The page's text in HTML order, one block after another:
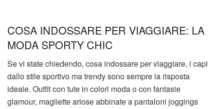
COSA INDOSSARE PER VIAGGIARE: LA
MODA SPORTY CHIC
Se vi state chiedendo, cosa indossare per viaggiare, i capi
dallo stile sportivo ma trendy sono sempre la risposta
ideale. Outfit con tute in colori moda o con fantasie
glamour, magliette ariose abbinate a pantaloni joggings